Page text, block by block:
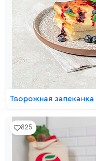
Творожная запеканка
825